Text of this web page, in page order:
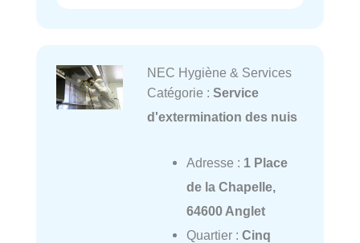
NEC Hygiène & Services
Catégorie : Service
d'extermination des nuis
Adresse : 1 Place
de la Chapelle,
64600 Anglet
Quartier : Cinq